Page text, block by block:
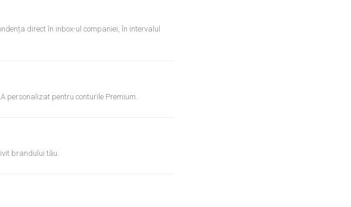
direct în inbox-ul companiei, în intervalul
personalizat pentru conturile Premium.
brandului tău.